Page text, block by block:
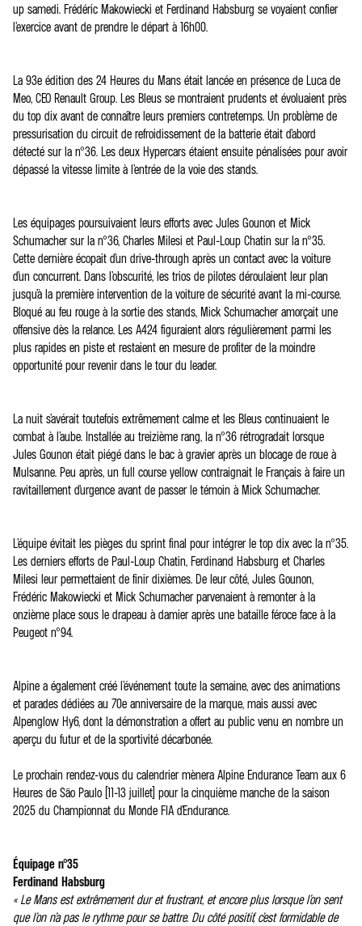
up samedi. Frédéric Makowiecki et Ferdinand Habsburg se voyaient confier
l’exercice avant de prendre le départ à 16h00.
La 93e édition des 24 Heures du Mans était lancée en présence de Luca de
Meo, CEO Renault Group. Les Bleus se montraient prudents et évoluaient près
du top dix avant de connaître leurs premiers contretemps. Un problème de
pressurisation du circuit de refroidissement de la batterie était d’abord
détecté sur la n°36. Les deux Hypercars étaient ensuite pénalisées pour avoir
dépassé la vitesse limite à l’entrée de la voie des stands.
Les équipages poursuivaient leurs efforts avec Jules Gounon et Mick
Schumacher sur la n°36, Charles Milesi et Paul-Loup Chatin sur la n°35.
Cette dernière écopait d’un drive-through après un contact avec la voiture
d’un concurrent. Dans l’obscurité, les trios de pilotes déroulaient leur plan
jusqu’à la première intervention de la voiture de sécurité avant la mi-course.
Bloqué au feu rouge à la sortie des stands, Mick Schumacher amorçait une
offensive dès la relance. Les A424 figuraient alors régulièrement parmi les
plus rapides en piste et restaient en mesure de profiter de la moindre
opportunité pour revenir dans le tour du leader.
La nuit s’avérait toutefois extrêmement calme et les Bleus continuaient le
combat à l’aube. Installée au treizième rang, la n°36 rétrogradait lorsque
Jules Gounon était piégé dans le bac à gravier après un blocage de roue à
Mulsanne. Peu après, un full course yellow contraignait le Français à faire un
ravitaillement d’urgence avant de passer le témoin à Mick Schumacher.
L’équipe évitait les pièges du sprint final pour intégrer le top dix avec la n°35.
Les derniers efforts de Paul-Loup Chatin, Ferdinand Habsburg et Charles
Milesi leur permettaient de finir dixièmes. De leur côté, Jules Gounon,
Frédéric Makowiecki et Mick Schumacher parvenaient à remonter à la
onzième place sous le drapeau à damier après une bataille féroce face à la
Peugeot n°94.
Alpine a également créé l’événement toute la semaine, avec des animations
et parades dédiées au 70e anniversaire de la marque, mais aussi avec
Alpenglow Hy6, dont la démonstration a offert au public venu en nombre un
aperçu du futur et de la sportivité décarbonée.
Le prochain rendez-vous du calendrier mènera Alpine Endurance Team aux 6
Heures de São Paulo (11-13 juillet) pour la cinquième manche de la saison
2025 du Championnat du Monde FIA d’Endurance.
Équipage n°35
Ferdinand Habsburg
« Le Mans est extrêmement dur et frustrant, et encore plus lorsque l’on sent
que l’on n’a pas le rythme pour se battre. Du côté positif, c’est formidable de